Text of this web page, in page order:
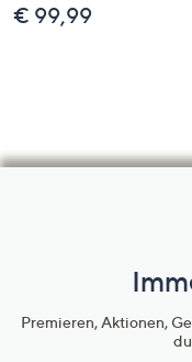
€ 99,99
Premieren, Aktionen,